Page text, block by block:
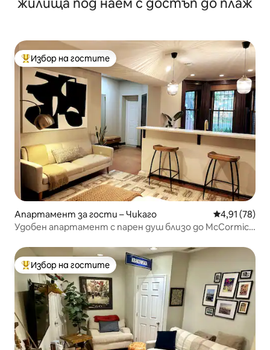
жилища под наем с достъп до плаж
Най-популярен избор на гостите
Избор на гостите
Апартамент за гости – Чикаго Средна
4,91 (78)
Удобен апартамент с парен душ близо до McCormick
Най-популярен избор на гостите
Избор на гостите